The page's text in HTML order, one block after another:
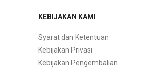
KEBIJAKAN KAMI
Syarat dan Ketentuan
Kebijakan Privasi
Kebijakan Pengembalian